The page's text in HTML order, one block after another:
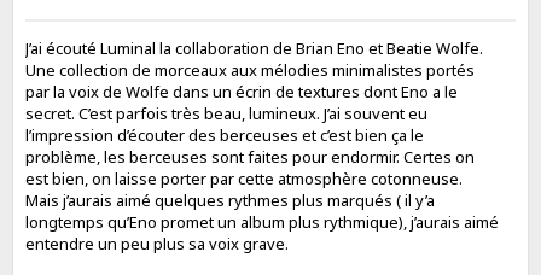
J’ai écouté Luminal la collaboration de Brian Eno et Beatie Wolfe.
Une collection de morceaux aux mélodies minimalistes portés
par la voix de Wolfe dans un écrin de textures dont Eno a le
secret. C’est parfois très beau, lumineux. J’ai souvent eu
l’impression d’écouter des berceuses et c’est bien ça le
problème, les berceuses sont faites pour endormir. Certes on
est bien, on laisse porter par cette atmosphère cotonneuse.
Mais j’aurais aimé quelques rythmes plus marqués ( il y’a
longtemps qu’Eno promet un album plus rythmique), j’aurais aimé
entendre un peu plus sa voix grave.